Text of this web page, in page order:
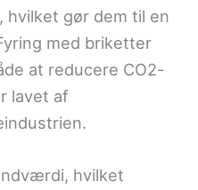
gør dem til en
med briketter
at reducere CO2-
lavet af
hvilket